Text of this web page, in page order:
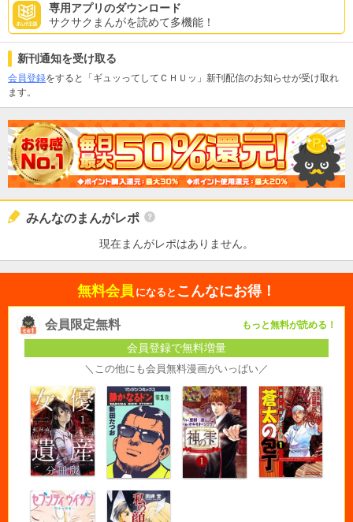
専用アプリのダウンロード
サクサクまんがを読めて多機能！
新刊通知を受け取る
会員登録をすると「ギュッってしてＣＨＵッ」新刊配信のお知らせが受け取れ
ます。
みんなのまんがレポ
現在まんがレポはありません。
無料会員 になると こんなにお得！
会員限定無料 もっと無料が読める！
会員登録で無料増量
＼この他にも会員無料漫画がいっぱい／